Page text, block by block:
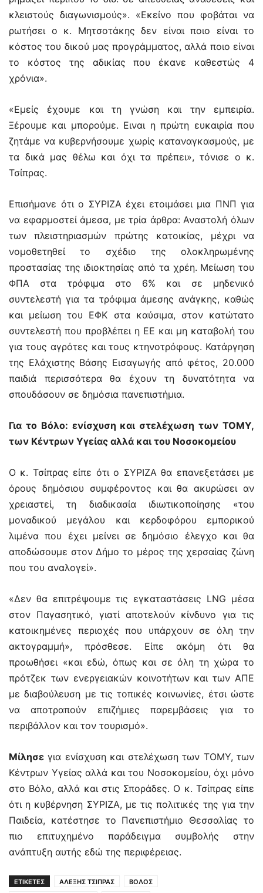
κλειστούς διαγωνισμούς». «Εκείνο που φοβάται να
ρωτήσει ο κ. Μητσοτάκης δεν είναι ποιο είναι το
κόστος του δικού μας προγράμματος, αλλά ποιο είναι
το κόστος της αδικίας που έκανε καθεστώς 4
χρόνια».
«Εμείς έχουμε και τη γνώση και την εμπειρία.
Ξέρουμε και μπορούμε. Ειναι η πρώτη ευκαιρία που
ζητάμε να κυβερνήσουμε χωρίς καταναγκασμούς, με
τα δικά μας θέλω και όχι τα πρέπει», τόνισε ο κ.
Τσίπρας.
Επισήμανε ότι ο ΣΥΡΙΖΑ έχει ετοιμάσει μια ΠΝΠ για
να εφαρμοστεί άμεσα, με τρία άρθρα: Αναστολή όλων
των πλειστηριασμών πρώτης κατοικίας, μέχρι να
νομοθετηθεί το σχέδιο της ολοκληρωμένης
προστασίας της ιδιοκτησίας από τα χρέη. Μείωση του
ΦΠΑ στα τρόφιμα στο 6% και σε μηδενικό
συντελεστή για τα τρόφιμα άμεσης ανάγκης, καθώς
και μείωση του ΕΦΚ στα καύσιμα, στον κατώτατο
συντελεστή που προβλέπει η ΕΕ και μη καταβολή του
για τους αγρότες και τους κτηνοτρόφους. Κατάργηση
της Ελάχιστης Βάσης Εισαγωγής από φέτος, 20.000
παιδιά περισσότερα θα έχουν τη δυνατότητα να
σπουδάσουν σε δημόσια πανεπιστήμια.
Για το Βόλο: ενίσχυση και στελέχωση των ΤΟΜΥ,
των Κέντρων Υγείας αλλά και του Νοσοκομείου
Ο κ. Τσίπρας είπε ότι ο ΣΥΡΙΖΑ θα επανεξετάσει με
όρους δημόσιου συμφέροντος και θα ακυρώσει αν
χρειαστεί, τη διαδικασία ιδιωτικοποίησης «του
μοναδικού μεγάλου και κερδοφόρου εμπορικού
λιμένα που έχει μείνει σε δημόσιο έλεγχο και θα
αποδώσουμε στον Δήμο το μέρος της χερσαίας ζώνη
που του αναλογεί».
«Δεν θα επιτρέψουμε τις εγκαταστάσεις LNG μέσα
στον Παγασητικό, γιατί αποτελούν κίνδυνο για τις
κατοικημένες περιοχές που υπάρχουν σε όλη την
ακτογραμμή», πρόσθεσε. Είπε ακόμη ότι θα
προωθήσει «και εδώ, όπως και σε όλη τη χώρα το
πρότζεκ των ενεργειακών κοινοτήτων και των ΑΠΕ
με διαβούλευση με τις τοπικές κοινωνίες, έτσι ώστε
να αποτραπούν επιζήμιες παρεμβάσεις για το
περιβάλλον και τον τουρισμό».
Μίλησε για ενίσχυση και στελέχωση των ΤΟΜΥ, των
Κέντρων Υγείας αλλά και του Νοσοκομείου, όχι μόνο
στο Βόλο, αλλά και στις Σποράδες. Ο κ. Τσίπρας είπε
ότι η κυβέρνηση ΣΥΡΙΖΑ, με τις πολιτικές της για την
Παιδεία, κατέστησε το Πανεπιστήμιο Θεσσαλίας το
πιο επιτυχημένο παράδειγμα συμβολής στην
ανάπτυξη αυτής εδώ της περιφέρειας.
ΕΤΙΚΕΤΕΣ ΑΛΕΞΗΣ ΤΣΙΠΡΑΣ
ΒΟΛΟΣ